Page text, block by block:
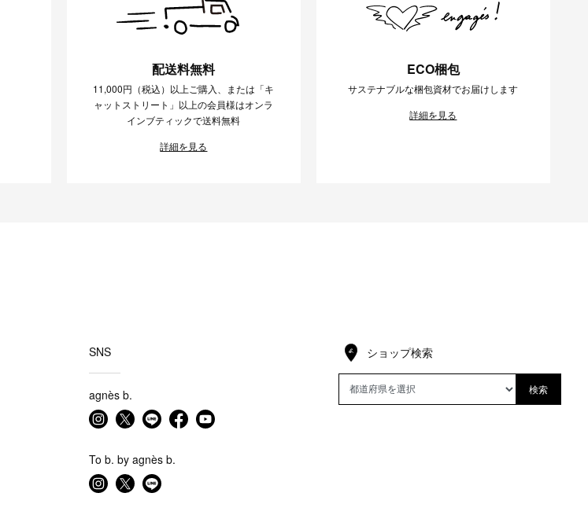
配送料無料
11,000円（税込）以上ご購入、または「キ
ャットストリート」以上の会員様はオンラ
インブティックで送料無料
詳細を見る
ECO梱包
サステナブルな梱包資材でお届けします
詳細を見る
SNS
agnès b.
To b. by agnès b.
ショップ検索
検索